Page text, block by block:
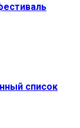
список